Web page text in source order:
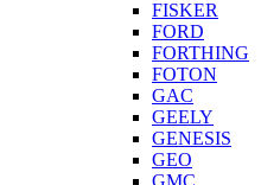
FISKER
FORD
FORTHING
FOTON
GAC
GEELY
GENESIS
GEO
GMC